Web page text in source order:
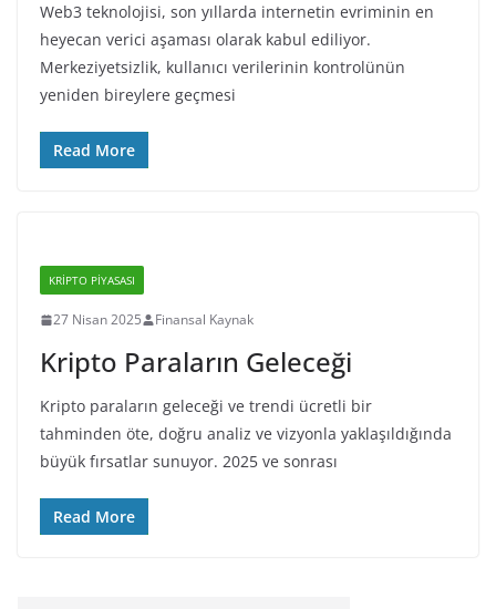
Web3 teknolojisi, son yıllarda internetin evriminin en
heyecan verici aşaması olarak kabul ediliyor.
Merkeziyetsizlik, kullanıcı verilerinin kontrolünün
yeniden bireylere geçmesi
Read More
KRIPTO PIYASASI
27 Nisan 2025 Finansal Kaynak
Kripto Paraların Geleceği
Kripto paraların geleceği ve trendi ücretli bir
tahminden öte, doğru analiz ve vizyonla yaklaşıldığında
büyük fırsatlar sunuyor. 2025 ve sonrası
Read More